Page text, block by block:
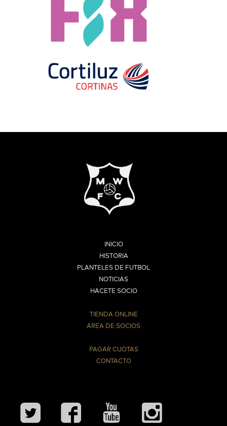
INICIO
HISTORIA
PLANTELES DE FUTBOL
NOTICIAS
HACETE SOCIO
TIENDA ONLINE
AREA DE SOCIOS
PAGAR CUOTAS
CONTACTO